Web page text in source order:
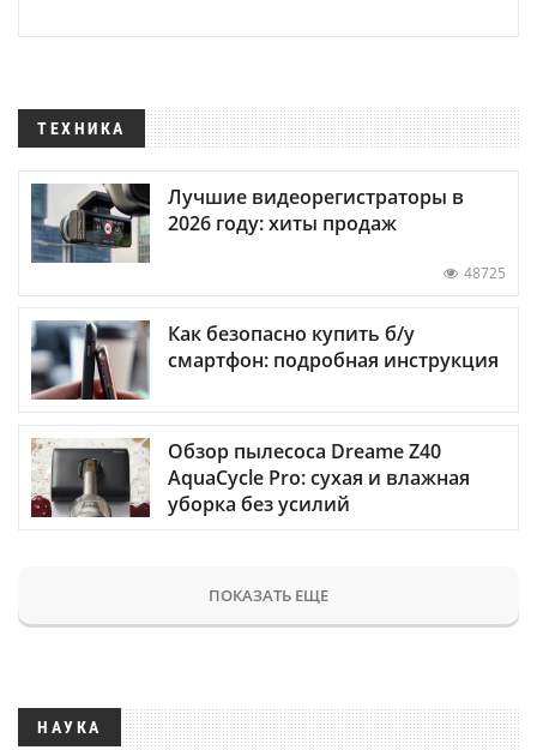
ТЕХНИКА
Лучшие видеорегистраторы в
2026 году: хиты продаж
48725
Как безопасно купить б/у
смартфон: подробная инструкция
Обзор пылесоса Dreame Z40
AquaCycle Pro: сухая и влажная
уборка без усилий
ПОКАЗАТЬ ЕЩЕ
НАУКА